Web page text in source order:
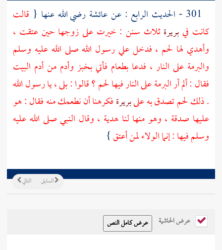
عائشةرضي الله عنها { قالت
كانت فيبريرةثلاث سنن : خيرت على زوجها حين عتقت ،
وأهدي لها لحم ، فدخل علي رسول الله صلى الله عليه وسلم
والبرمة على النار ، فدعا بطعام فأتي بخبز وأدم من أدم البيت
فقال : ألم أر البرمة على النار فيها لحم ؟ قالوا : بلى ، يا رسول الله
. ذلك لحم تصدق به علىبريرةفكرهنا أن نطعمك منه فقال : هو
عليها صدقة ، وهو منها لنا هدية ، وقال النبي صلى الله عليه
وسلم فيها : إنما الولاء لمن أعتق}
التالي السابق
عرض الحاشية